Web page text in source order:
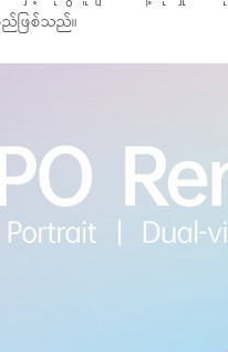
ည်ဖြစ်သည်။